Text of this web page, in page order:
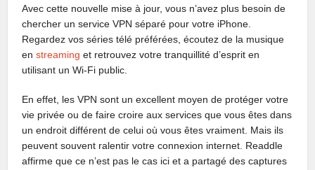
Avec cette nouvelle mise à jour, vous n’avez plus besoin de
chercher un service VPN séparé pour votre iPhone.
Regardez vos séries télé préférées, écoutez de la musique
enstreaming et retrouvez votre tranquillité d’esprit en
utilisant un Wi-Fi public.
En effet, les VPN sont un excellent moyen de protéger votre
vie privée ou de faire croire aux services que vous êtes dans
un endroit différent de celui où vous êtes vraiment. Mais ils
peuvent souvent ralentir votre connexion internet. Readdle
affirme que ce n’est pas le cas ici et a partagé des captures